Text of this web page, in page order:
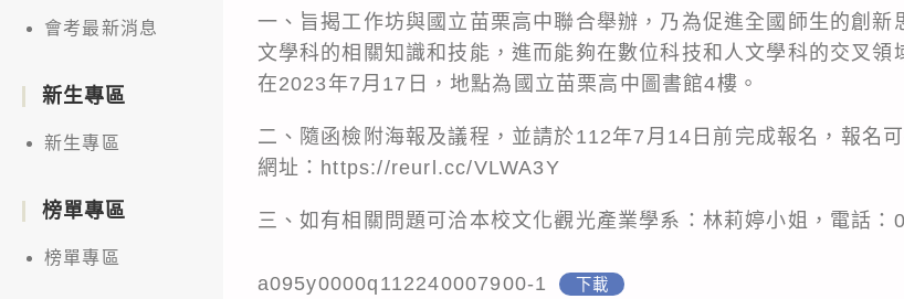
一、旨揭工作坊與國立苗栗高中聯合舉辦，乃為促進全國師生的創新
文學科的相關知識和技能，進而能夠在數位科技和人文學科的交叉
在2023年7月17日，地點為國立苗栗高中圖書館4樓。
二、隨函檢附海報及議程，並請於112年7月14日前完成報名，報名
網址： https://reurl.cc/VLWA3Y
三、如有相關問題可洽本校文化觀光產業學系：林莉婷小姐，電話：
a095y0000q112240007900-1 下載
會考最新消息
新生專區
新生專區
榜單專區
榜單專區